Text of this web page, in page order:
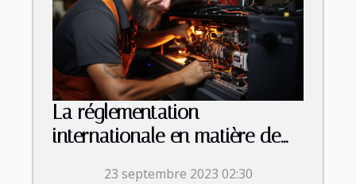
La réglementation
internationale en matière de
23 septembre 2023 02:30